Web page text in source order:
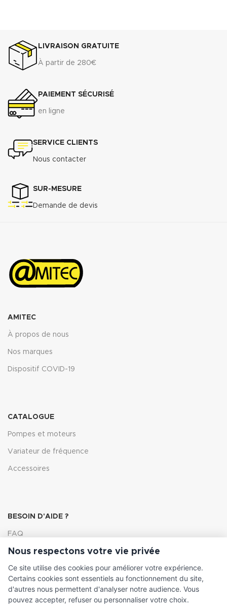
LIVRAISON GRATUITE
À partir de 280€
PAIEMENT SÉCURISÉ
en ligne
SERVICE CLIENTS
Nous contacter
SUR-MESURE
Demande de devis
AMITEC
À propos de nous
Nos marques
Dispositif COVID-19
CATALOGUE
Pompes et moteurs
Variateur de fréquence
Accessoires
BESOIN D'AIDE ?
FAQ
Lexique
Comment choisir ma pompe
Nous respectons votre vie privée
Ce site utilise des cookies pour améliorer votre expérience.
Certains cookies sont essentiels au fonctionnement du site,
d'autres nous permettent d'analyser notre audience. Vous
pouvez accepter, refuser ou personnaliser votre choix.